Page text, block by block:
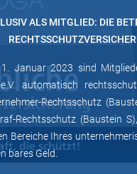
ALS MITGLIED: DIE
Januar 2023 sind
automatisch
Rechtsschutz
Rechtsschutz (Baustein
Bereiche Ihres
bares Geld.